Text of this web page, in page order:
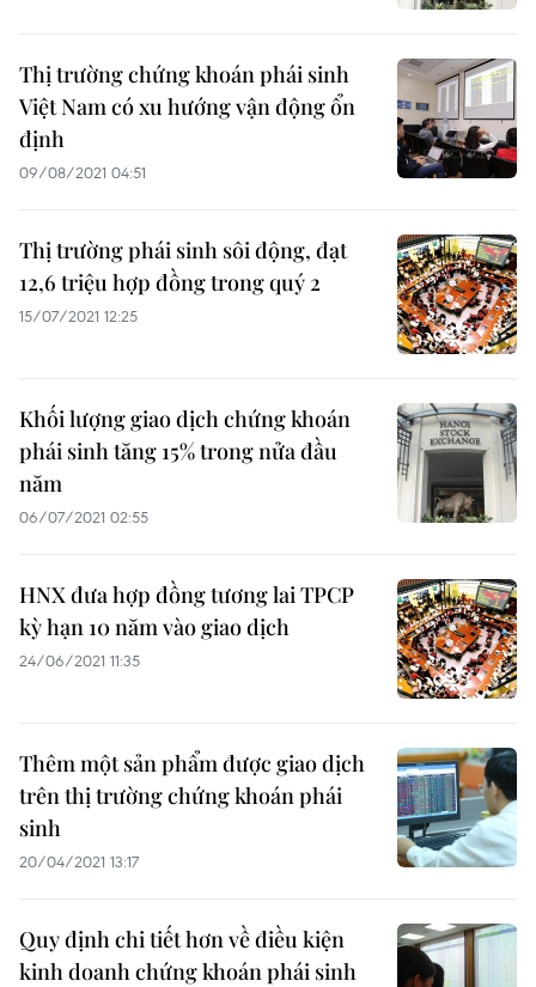
Thị trường chứng khoán phái sinh
Việt Nam có xu hướng vận động ổn
định
09/08/2021 04:51
Thị trường phái sinh sôi động, đạt
12,6 triệu hợp đồng trong quý 2
15/07/2021 12:25
Khối lượng giao dịch chứng khoán
phái sinh tăng 15% trong nửa đầu
năm
06/07/2021 02:55
HNX đưa hợp đồng tương lai TPCP
kỳ hạn 10 năm vào giao dịch
24/06/2021 11:35
Thêm một sản phẩm được giao dịch
trên thị trường chứng khoán phái
sinh
20/04/2021 13:17
Quy định chi tiết hơn về điều kiện
kinh doanh chứng khoán phái sinh